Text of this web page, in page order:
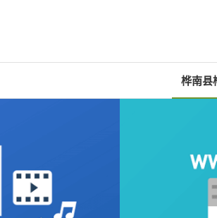
桦南县